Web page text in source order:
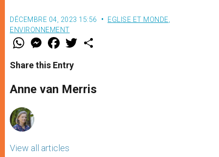
DÉCEMBRE 04, 2023 15:56 EGLISE ET MONDE,
ENVIRONNEMENT
W
t
s
p
p
M
e
s
e
g
e
F
a
e
b
o
k
w
r
Share this Entry
Anne van Merris
View all articles